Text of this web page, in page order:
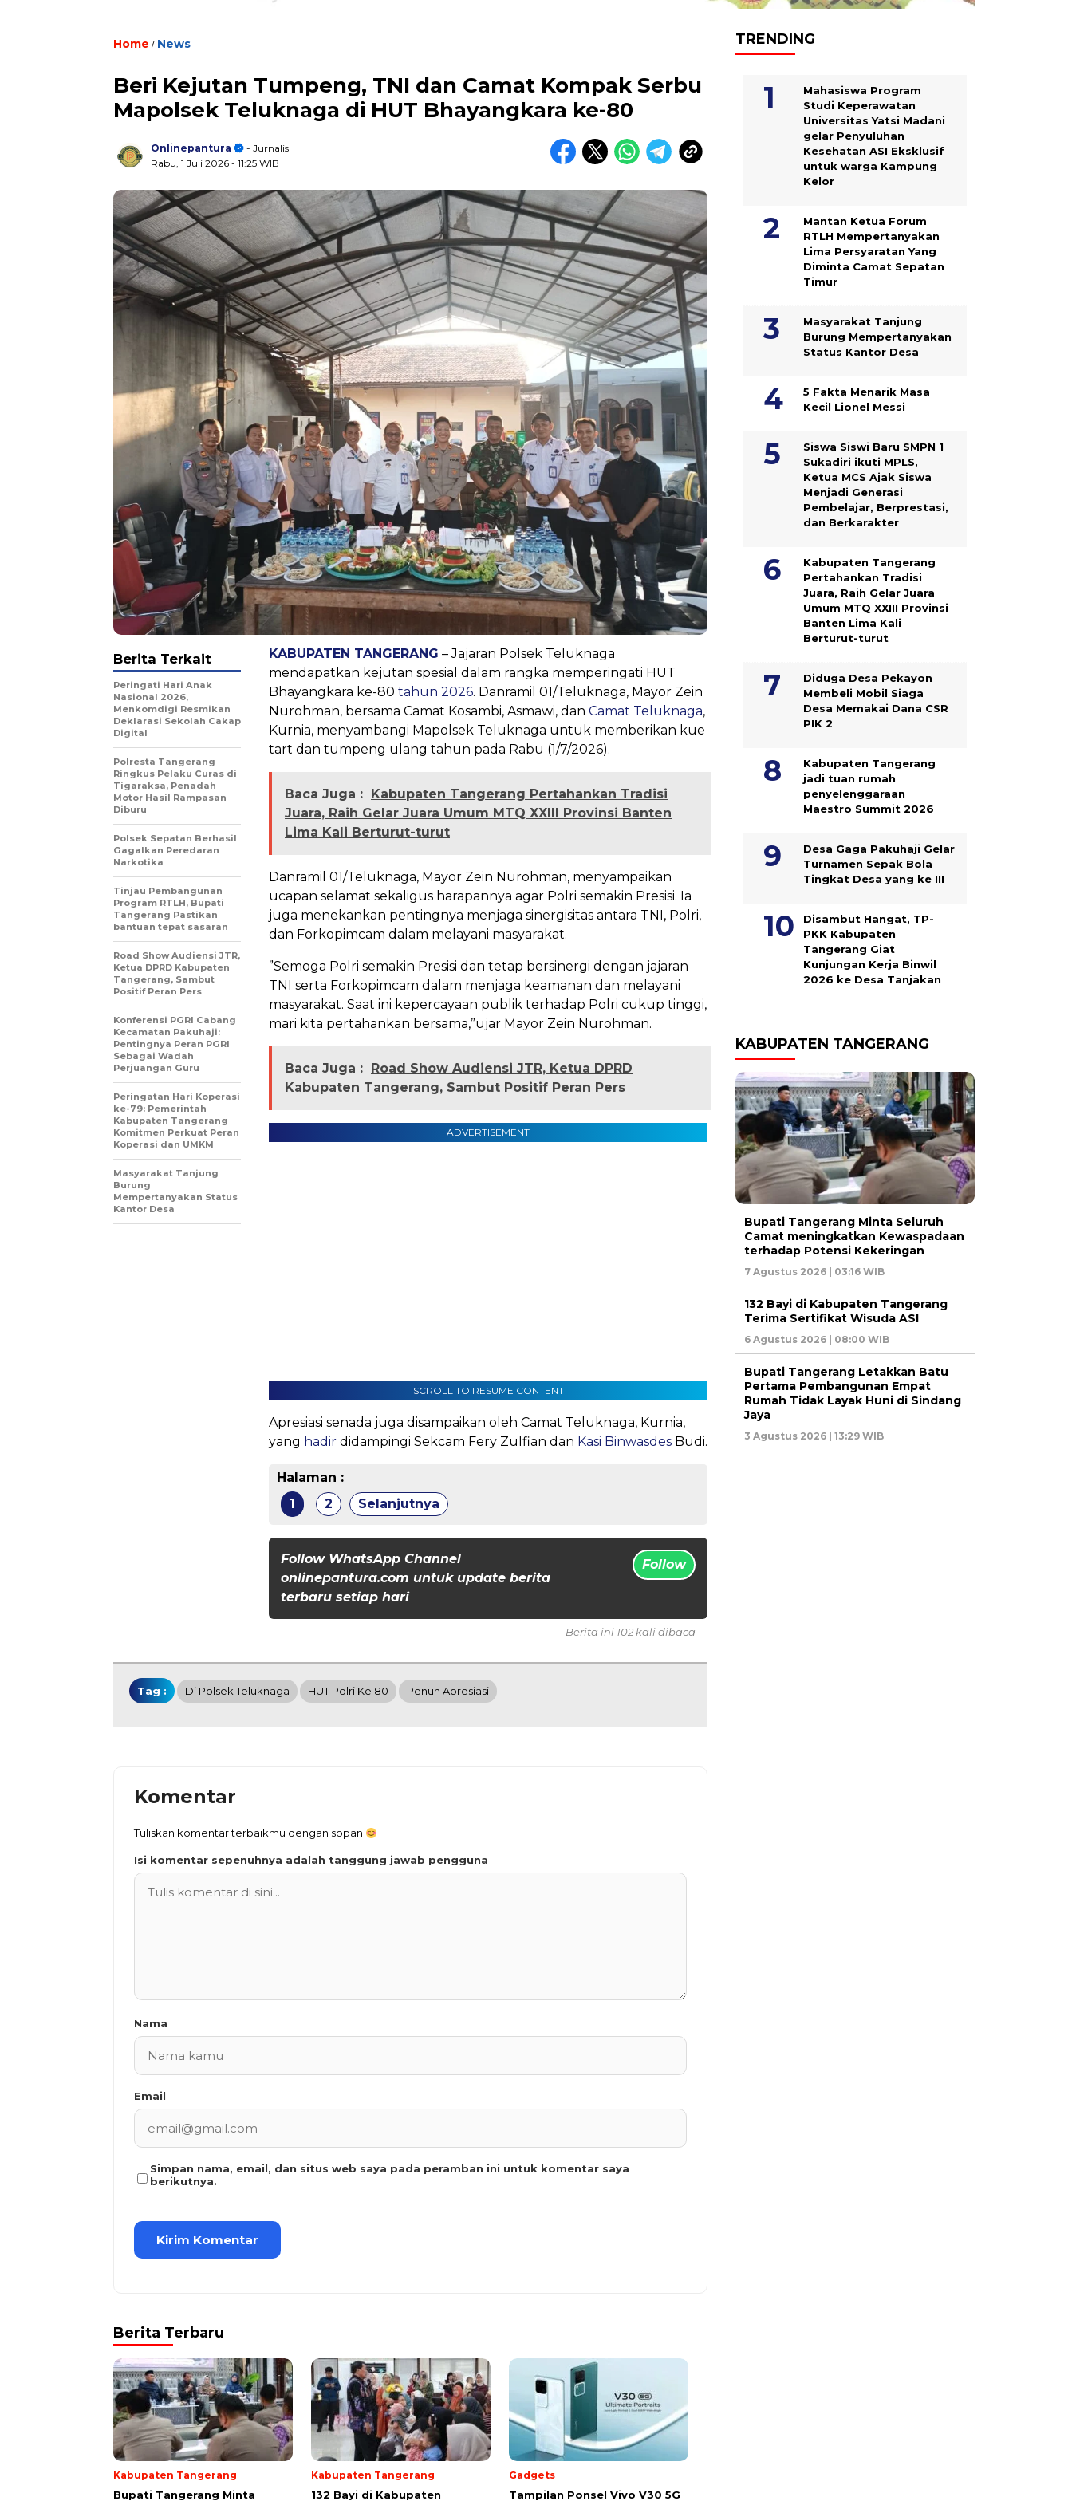
Home / News
Beri Kejutan Tumpeng, TNI dan Camat Kompak Serbu
Mapolsek Teluknaga di HUT Bhayangkara ke-80
Onlinepantura
- Jurnalis
Rabu, 1 Juli 2026 - 11:25 WIB
KABUPATEN TANGERANG – Jajaran Polsek Teluknaga
mendapatkan kejutan spesial dalam rangka memperingati HUT
Bhayangkara ke-80 tahun 2026. Danramil 01/Teluknaga, Mayor Zein
Nurohman, bersama Camat Kosambi, Asmawi, dan Camat Teluknaga,
Kurnia, menyambangi Mapolsek Teluknaga untuk memberikan kue
tart dan tumpeng ulang tahun pada Rabu (1/7/2026).
Baca Juga :
Kabupaten Tangerang Pertahankan Tradisi
Juara, Raih Gelar Juara Umum MTQ XXIII Provinsi Banten
Lima Kali Berturut-turut
​Danramil 01/Teluknaga, Mayor Zein Nurohman, menyampaikan
ucapan selamat sekaligus harapannya agar Polri semakin Presisi. Ia
juga menekankan pentingnya menjaga sinergisitas antara TNI, Polri,
dan Forkopimcam dalam melayani masyarakat.
​”Semoga Polri semakin Presisi dan tetap bersinergi dengan jajaran
TNI serta Forkopimcam dalam menjaga keamanan dan melayani
masyarakat. Saat ini kepercayaan publik terhadap Polri cukup tinggi,
mari kita pertahankan bersama,”ujar Mayor Zein Nurohman.
Baca Juga :
Road Show Audiensi JTR, Ketua DPRD
Kabupaten Tangerang, Sambut Positif Peran Pers
ADVERTISEMENT
SCROLL TO RESUME CONTENT
​Apresiasi senada juga disampaikan oleh Camat Teluknaga, Kurnia,
yang hadir didampingi Sekcam Fery Zulfian dan Kasi Binwasdes Budi.
Halaman :
1
2 Selanjutnya
Follow WhatsApp Channel
onlinepantura.com untuk update berita
terbaru setiap hari
Follow
Berita Terkait
Peringati Hari Anak
Nasional 2026,
Menkomdigi Resmikan
Deklarasi Sekolah Cakap
Digital
Polresta Tangerang
Ringkus Pelaku Curas di
Tigaraksa, Penadah
Motor Hasil Rampasan
Diburu
Polsek Sepatan Berhasil
Gagalkan Peredaran
Narkotika
Tinjau Pembangunan
Program RTLH, Bupati
Tangerang Pastikan
bantuan tepat sasaran
Road Show Audiensi JTR,
Ketua DPRD Kabupaten
Tangerang, Sambut
Positif Peran Pers
Konferensi PGRI Cabang
Kecamatan Pakuhaji:
Pentingnya Peran PGRI
Sebagai Wadah
Perjuangan Guru
Peringatan Hari Koperasi
ke-79: Pemerintah
Kabupaten Tangerang
Komitmen Perkuat Peran
Koperasi dan UMKM
Masyarakat Tanjung
Burung
Mempertanyakan Status
Kantor Desa
Berita ini 102 kali dibaca
Tag : Di Polsek Teluknaga HUT Polri Ke 80 Penuh Apresiasi
Komentar
Tuliskan komentar terbaikmu dengan sopan
Isi komentar sepenuhnya adalah tanggung jawab pengguna
Nama
Email
Simpan nama, email, dan situs web saya pada peramban ini untuk komentar saya
berikutnya.
Berita Terbaru
Kabupaten Tangerang
Bupati Tangerang Minta
Kabupaten Tangerang
132 Bayi di Kabupaten
Gadgets
Tampilan Ponsel Vivo V30 5G
TRENDING
Mahasiswa Program
Studi Keperawatan
Universitas Yatsi Madani
gelar Penyuluhan
Kesehatan ASI Eksklusif
untuk warga Kampung
‎Kelor
Mantan Ketua Forum
RTLH Mempertanyakan
Lima Persyaratan Yang
Diminta Camat Sepatan
Timur
Masyarakat Tanjung
Burung Mempertanyakan
Status Kantor Desa
5 Fakta Menarik Masa
Kecil Lionel Messi
Siswa Siswi Baru SMPN 1
Sukadiri ikuti MPLS,
Ketua MCS Ajak Siswa
Menjadi Generasi
Pembelajar, Berprestasi,
dan Berkarakter
Kabupaten Tangerang
Pertahankan Tradisi
Juara, Raih Gelar Juara
Umum MTQ XXIII Provinsi
Banten Lima Kali
Berturut-turut
Diduga Desa Pekayon
Membeli Mobil Siaga
Desa Memakai Dana CSR
PIK 2
Kabupaten Tangerang
jadi tuan rumah
penyelenggaraan
Maestro Summit 2026
Desa Gaga Pakuhaji Gelar
Turnamen Sepak Bola
Tingkat Desa yang ke III
Disambut Hangat, TP-
PKK Kabupaten
Tangerang Giat
Kunjungan Kerja Binwil
2026 ke Desa Tanjakan
KABUPATEN TANGERANG
Bupati Tangerang Minta Seluruh
Camat meningkatkan Kewaspadaan
terhadap Potensi Kekeringan
7 Agustus 2026 | 03:16 WIB
132 Bayi di Kabupaten Tangerang
Terima Sertifikat Wisuda ASI
6 Agustus 2026 | 08:00 WIB
Bupati Tangerang Letakkan Batu
Pertama Pembangunan Empat
Rumah Tidak Layak Huni di Sindang
Jaya
3 Agustus 2026 | 13:29 WIB